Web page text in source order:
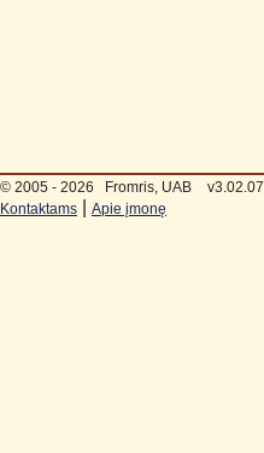
© 2005 - 2026 Fromris, UAB v3.02.07
Kontaktams
Apie įmonę